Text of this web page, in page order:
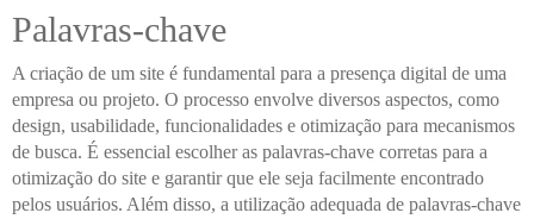
Palavras-chave
A criação de um site é fundamental para a presença digital de uma
empresa ou projeto. O processo envolve diversos aspectos, como
design, usabilidade, funcionalidades e otimização para mecanismos
de busca. É essencial escolher as palavras-chave corretas para a
otimização do site e garantir que ele seja facilmente encontrado
pelos usuários. Além disso, a utilização adequada de palavras-chave